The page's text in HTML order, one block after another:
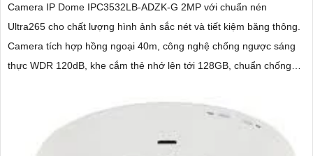
Camera IP Dome IPC3532LB-ADZK-G 2MP với chuẩn nén
Ultra265 cho chất lượng hình ảnh sắc nét và tiết kiệm băng thông.
Camera tích hợp hồng ngoại 40m, công nghệ chống ngược sáng
thực WDR 120dB, khe cắm thẻ nhớ lên tới 128GB, chuẩn chống